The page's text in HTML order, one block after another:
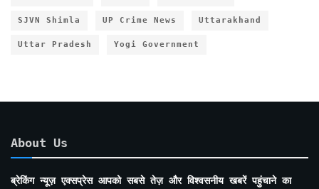
SJVN Shimla UP Crime News Uttarakhand
Uttar Pradesh Yogi Government
About Us
ब्रेकिंग न्यूज़ एक्सप्रेस आपको सबसे तेज़ और विश्वसनीय खबरें पहुंचाने का